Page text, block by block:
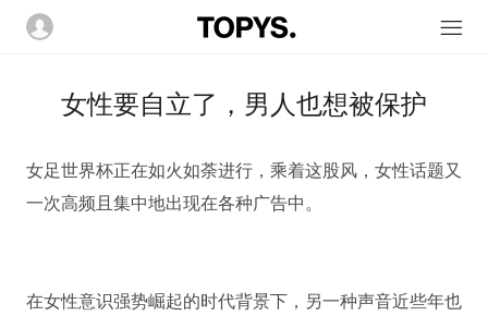
女性要自立了，男人也想被保护
女足世界杯正在如火如荼进行，乘着这股风，女性话题又
一次高频且集中地出现在各种广告中。
在女性意识强势崛起的时代背景下，另一种声音近些年也